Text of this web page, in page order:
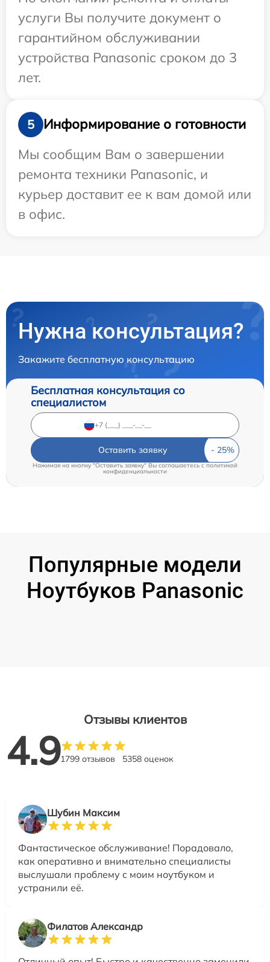
услуги Вы получите документ о
гарантийном обслуживании
устройства Panasonic сроком до 3
лет.
5
Информирование о готовности
Мы сообщим Вам о завершении
ремонта техники Panasonic, и
курьер доставит ее к вам домой или
в офис.
Нужна консультация?
Закажите бесплатную консультацию
Бесплатная консультация со
специалистом
Оставить заявку
Нажимая на кнопку "Оставить заявку" Вы соглашаетесь cполитикой
конфиденциальности
Популярные модели
Ноутбуков Panasonic
Отзывы клиентов
4.91799 отзывов 5358 оценок
Шубин Максим
Фантастическое обслуживание! Порадовало,
как оперативно и внимательно специалисты
выслушали проблему с моим ноутбуком и
устранили её.
Филатов Александр